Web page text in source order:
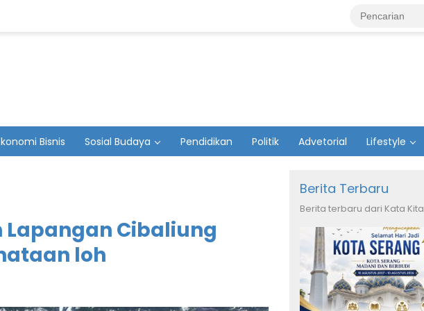
Bisnis Sosial Budaya Pendidikan Politik Advetorial Lifestyle
Cibaliung
loh
Berita Terbaru
Berita terbaru dari Kata Kita